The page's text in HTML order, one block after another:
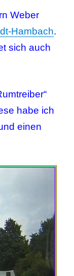
Weber
Hambach.
sich auch
habe ich
einen